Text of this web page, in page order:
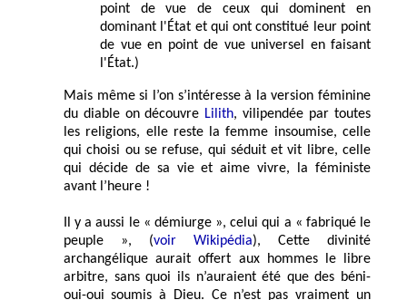
point de vue de ceux qui dominent en
dominant l'État et qui ont constitué leur point
de vue en point de vue universel en faisant
l'État.)
Mais même si l’on s’intéresse à la version féminine
du diable on découvre Lilith, vilipendée par toutes
les religions, elle reste la femme insoumise, celle
qui choisi ou se refuse, qui séduit et vit libre, celle
qui décide de sa vie et aime vivre, la féministe
avant l’heure !
Il y a aussi le « démiurge », celui qui a « fabriqué le
peuple », (voir Wikipédia), Cette divinité
archangélique aurait offert aux hommes le libre
arbitre, sans quoi ils n’auraient été que des béni-
oui-oui soumis à Dieu. Ce n’est pas vraiment un